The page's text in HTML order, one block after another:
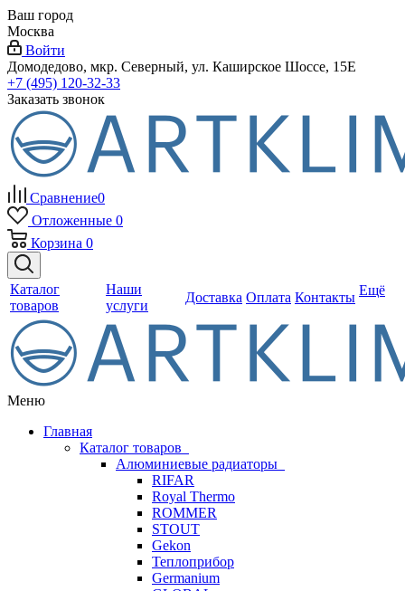
Ваш город
Москва
Войти
Домодедово, мкр. Северный, ул. Каширское Шоссе, 15Е
+7 (495) 120-32-33
Заказать звонок
Сравнение0
Отложенные 0
Корзина 0
Каталог
товаров
Наши
услуги
Доставка Оплата Контакты Ещё
Меню
Главная
Каталог товаров
Алюминиевые радиаторы
RIFAR
Royal Thermo
ROMMER
STOUT
Gekon
Теплоприбор
Germanium